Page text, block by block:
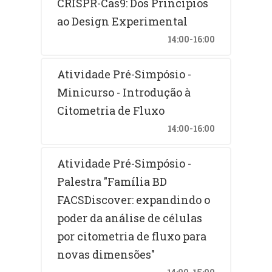
ao Design Experimental
14:00-16:00
Atividade Pré-Simpósio -
Minicurso - Introdução à
Citometria de Fluxo
14:00-16:00
Atividade Pré-Simpósio -
Palestra "Família BD
FACSDiscover: expandindo o
poder da análise de células
por citometria de fluxo para
novas dimensões"